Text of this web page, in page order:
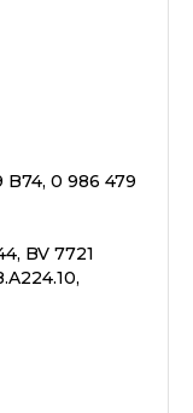
B74, 0 986 479
BV 7721